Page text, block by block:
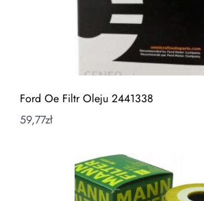
Ford Oe Filtr Oleju 2441338
59,77zł